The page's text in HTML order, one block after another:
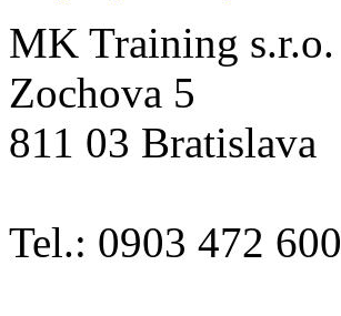
MK Training s.r.o.
Zochova 5
811 03 Bratislava
Tel.: 0903 472 600